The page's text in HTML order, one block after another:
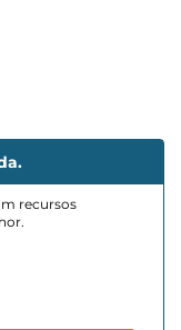
recursos